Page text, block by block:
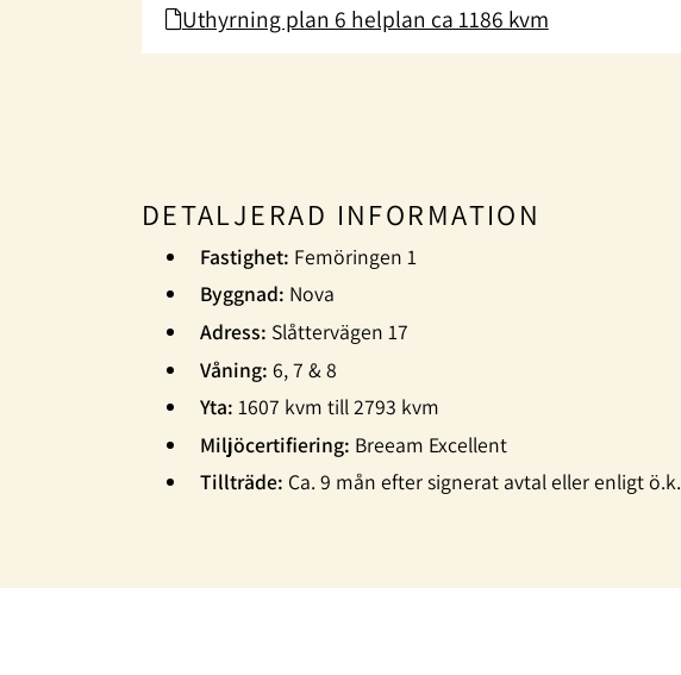
Uthyrning plan 6 helplan ca 1186 kvm
DETALJERAD INFORMATION
Fastighet: Femöringen 1
Byggnad: Nova
Adress: Slåttervägen 17
Våning: 6, 7 & 8
Yta: 1607 kvm till 2793 kvm
Miljöcertifiering: Breeam Excellent
Tillträde: Ca. 9 mån efter signerat avtal eller enligt ö.k.